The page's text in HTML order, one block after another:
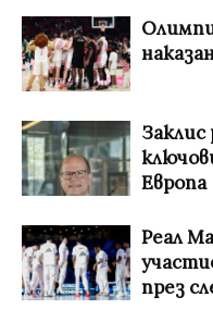
Европа
Реал
през